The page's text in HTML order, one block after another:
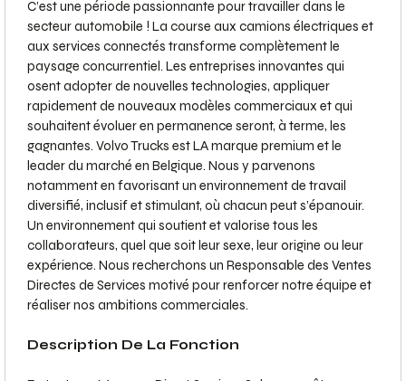
C’est une période passionnante pour travailler dans le
secteur automobile ! La course aux camions électriques et
aux services connectés transforme complètement le
paysage concurrentiel. Les entreprises innovantes qui
osent adopter de nouvelles technologies, appliquer
rapidement de nouveaux modèles commerciaux et qui
souhaitent évoluer en permanence seront, à terme, les
gagnantes. Volvo Trucks est LA marque premium et le
leader du marché en Belgique. Nous y parvenons
notamment en favorisant un environnement de travail
diversifié, inclusif et stimulant, où chacun peut s’épanouir.
Un environnement qui soutient et valorise tous les
collaborateurs, quel que soit leur sexe, leur origine ou leur
expérience. Nous recherchons un Responsable des Ventes
Directes de Services motivé pour renforcer notre équipe et
réaliser nos ambitions commerciales.
Description De La Fonction